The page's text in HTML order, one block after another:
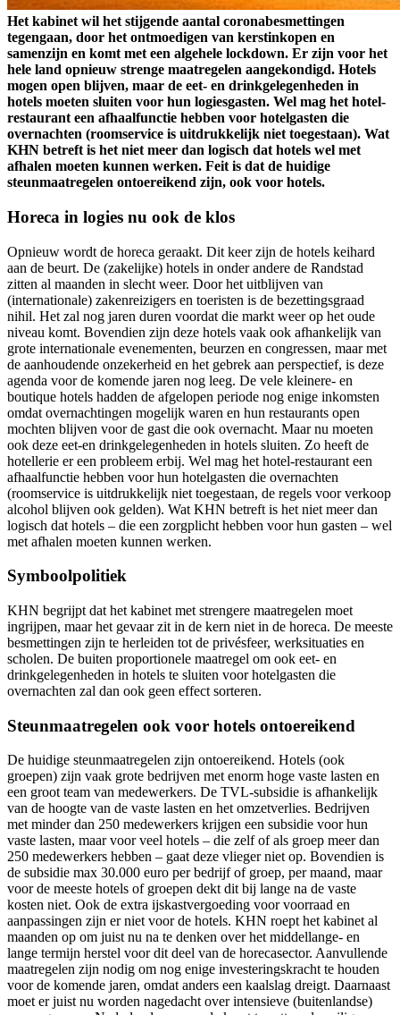
Het kabinet wil het stijgende aantal coronabesmettingen
tegengaan, door het ontmoedigen van kerstinkopen en
samenzijn en komt met een algehele lockdown. Er zijn voor het
hele land opnieuw strenge maatregelen aangekondigd. Hotels
mogen open blijven, maar de eet- en drinkgelegenheden in
hotels moeten sluiten voor hun logiesgasten. Wel mag het hotel-
restaurant een afhaalfunctie hebben voor hotelgasten die
overnachten (roomservice is uitdrukkelijk niet toegestaan). Wat
KHN betreft is het niet meer dan logisch dat hotels wel met
afhalen moeten kunnen werken. Feit is dat de huidige
steunmaatregelen ontoereikend zijn, ook voor hotels.
Horeca in logies nu ook de klos
Opnieuw wordt de horeca geraakt. Dit keer zijn de hotels keihard
aan de beurt. De (zakelijke) hotels in onder andere de Randstad
zitten al maanden in slecht weer. Door het uitblijven van
(internationale) zakenreizigers en toeristen is de bezettingsgraad
nihil. Het zal nog jaren duren voordat die markt weer op het oude
niveau komt. Bovendien zijn deze hotels vaak ook afhankelijk van
grote internationale evenementen, beurzen en congressen, maar met
de aanhoudende onzekerheid en het gebrek aan perspectief, is deze
agenda voor de komende jaren nog leeg. De vele kleinere- en
boutique hotels hadden de afgelopen periode nog enige inkomsten
omdat overnachtingen mogelijk waren en hun restaurants open
mochten blijven voor de gast die ook overnacht. Maar nu moeten
ook deze eet-en drinkgelegenheden in hotels sluiten. Zo heeft de
hotellerie er een probleem erbij. Wel mag het hotel-restaurant een
afhaalfunctie hebben voor hun hotelgasten die overnachten
(roomservice is uitdrukkelijk niet toegestaan, de regels voor verkoop
alcohol blijven ook gelden). Wat KHN betreft is het niet meer dan
logisch dat hotels – die een zorgplicht hebben voor hun gasten – wel
met afhalen moeten kunnen werken.
Symboolpolitiek
KHN begrijpt dat het kabinet met strengere maatregelen moet
ingrijpen, maar het gevaar zit in de kern niet in de horeca. De meeste
besmettingen zijn te herleiden tot de privésfeer, werksituaties en
scholen. De buiten proportionele maatregel om ook eet- en
drinkgelegenheden in hotels te sluiten voor hotelgasten die
overnachten zal dan ook geen effect sorteren.
Steunmaatregelen ook voor hotels ontoereikend
De huidige steunmaatregelen zijn ontoereikend. Hotels (ook
groepen) zijn vaak grote bedrijven met enorm hoge vaste lasten en
een groot team van medewerkers. De TVL-subsidie is afhankelijk
van de hoogte van de vaste lasten en het omzetverlies. Bedrijven
met minder dan 250 medewerkers krijgen een subsidie voor hun
vaste lasten, maar voor veel hotels – die zelf of als groep meer dan
250 medewerkers hebben – gaat deze vlieger niet op. Bovendien is
de subsidie max 30.000 euro per bedrijf of groep, per maand, maar
voor de meeste hotels of groepen dekt dit bij lange na de vaste
kosten niet. Ook de extra ijskastvergoeding voor voorraad en
aanpassingen zijn er niet voor de hotels. KHN roept het kabinet al
maanden op om juist nu na te denken over het middellange- en
lange termijn herstel voor dit deel van de horecasector. Aanvullende
maatregelen zijn nodig om nog enige investeringskracht te houden
voor de komende jaren, omdat anders een kaalslag dreigt. Daarnaast
moet er juist nu worden nagedacht over intensieve (buitenlandse)